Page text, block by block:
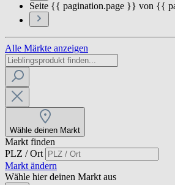
Seite {{ pagination.page }} von {{
Alle Märkte anzeigen
Wähle deinen Markt
Markt finden
PLZ / Ort
Markt ändern
Wähle hier deinen Markt aus